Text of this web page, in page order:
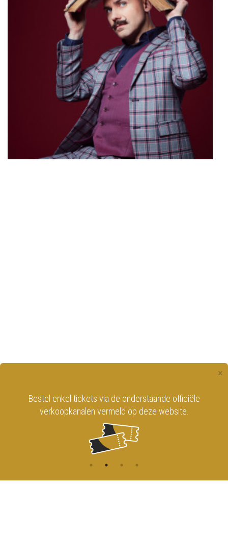
×
Bestel enkel tickets via de onderstaande officiële
verkoopkanalen vermeld op deze website.